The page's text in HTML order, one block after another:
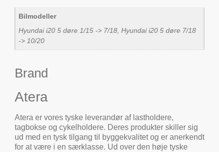
Bilmodeller
Hyundai i20 5 døre 1/15 -> 7/18, Hyundai i20 5 døre 7/18
-> 10/20
Brand
Atera
Atera er vores tyske leverandør af lastholdere,
tagbokse og cykelholdere. Deres produkter skiller sig
ud med en tysk tilgang til byggekvalitet og er anerkendt
for at være i en særklasse. Ud over den høje tyske